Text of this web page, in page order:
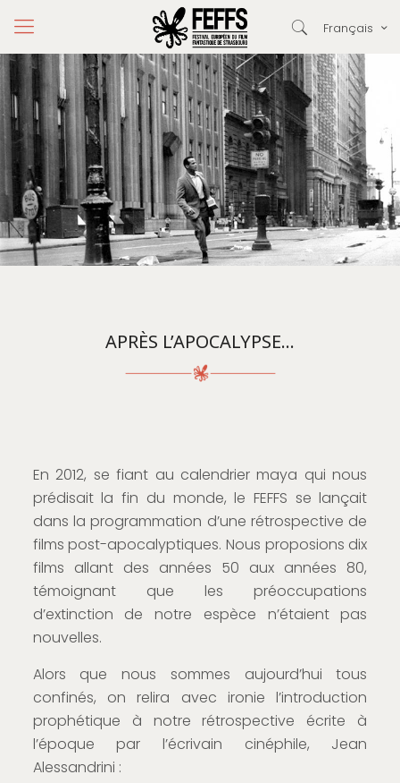
Français
APRÈS L’APOCALYPSE…
En 2012, se fiant au calendrier maya qui nous
prédisait la fin du monde, le FEFFS se lançait
dans la programmation d’une rétrospective de
films post-apocalyptiques. Nous proposions dix
films allant des années 50 aux années 80,
témoignant que les préoccupations
d’extinction de notre espèce n’étaient pas
nouvelles.
Alors que nous sommes aujourd’hui tous
confinés, on relira avec ironie l’introduction
prophétique à notre rétrospective écrite à
l’époque par l’écrivain cinéphile, Jean
Alessandrini :